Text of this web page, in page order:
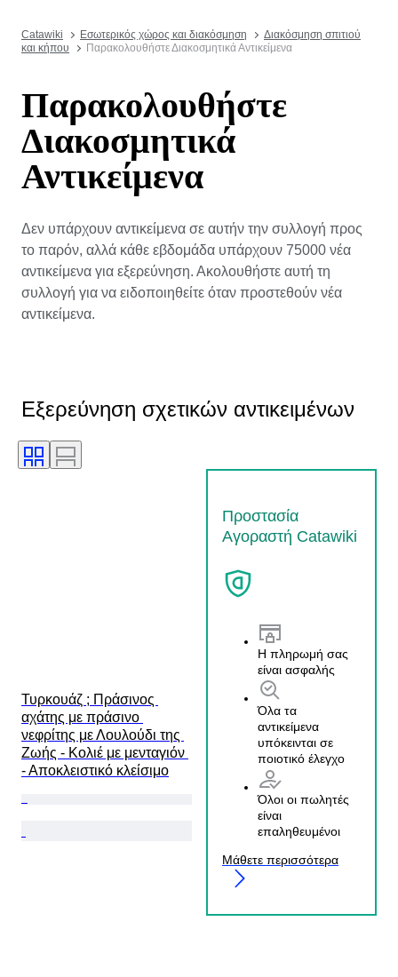
Catawiki Εσωτερικός χώρος και διακόσμηση
Διακόσμηση σπιτιού
και κήπου
Παρακολουθήστε Διακοσμητικά Αντικείμενα
Παρακολουθήστε
Διακοσμητικά
Αντικείμενα
Δεν υπάρχουν αντικείμενα σε αυτήν την συλλογή προς
το παρόν, αλλά κάθε εβδομάδα υπάρχουν 75000 νέα
αντικείμενα για εξερεύνηση. Ακολουθήστε αυτή τη
συλλογή για να ειδοποιηθείτε όταν προστεθούν νέα
αντικείμενα.
Εξερεύνηση σχετικών αντικειμένων
Προστασία
Αγοραστή Catawiki
Η πληρωμή σας
είναι ασφαλής
Όλα τα
αντικείμενα
υπόκεινται σε
ποιοτικό έλεγχο
Όλοι οι πωλητές
είναι
επαληθευμένοι
Μάθετε περισσότερα
Τυρκουάζ ; Πράσινος
αχάτης με πράσινο
νεφρίτης με Λουλούδι της
Ζωής - Κολιέ με μενταγιόν
- Αποκλειστικό κλείσιμο